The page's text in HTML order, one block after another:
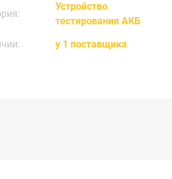
Устройство
тестирования АКБ
у 1 поставщика